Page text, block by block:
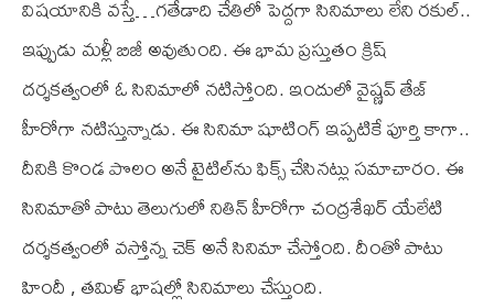
విషయానికి వస్తే…గ‌తేడాది చేతిలో పెద్ద‌గా సినిమాలు లేని ర‌కుల్..
ఇప్పుడు మ‌ళ్లీ బిజీ అవుతుంది. ఈ భామ ప్రస్తుతం క్రిష్‌
దర్శకత్వంలో ఓ సినిమాలో నటిస్తోంది. ఇందులో వైష్ణవ్‌ తేజ్
హీరోగా నటిస్తున్నాడు. ఈ సినిమా షూటింగ్ ఇప్పటికే పూర్తి కాగా..
దీనికి కొండ పొలం అనే టైటిల్‌ను ఫిక్స్ చేసినట్లు సమాచారం. ఈ
సినిమాతో పాటు తెలుగులో నితిన్ హీరోగా చంద్రశేఖర్ యేలేటి
దర్శకత్వంలో వస్తోన్న చెక్ అనే సినిమా చేస్తోంది. దీంతో పాటు
హిందీ , తమిళ్ భాషల్లో సినిమాలు చేస్తుంది.